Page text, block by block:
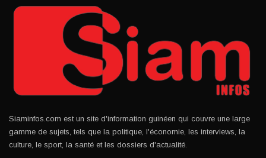
Siaminfos.com est un site d'information guinéen qui couvre une large
gamme de sujets, tels que la politique, l'économie, les interviews, la
culture, le sport, la santé et les dossiers d'actualité.